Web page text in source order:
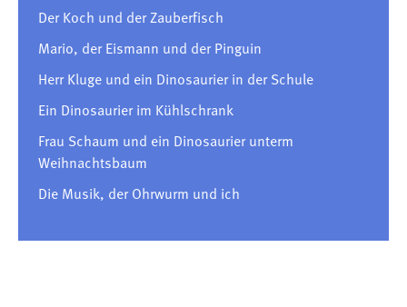
Der Koch und der Zauberfisch
Mario, der Eismann und der Pinguin
Herr Kluge und ein Dinosaurier in der Schule
Ein Dinosaurier im Kühlschrank
Frau Schaum und ein Dinosaurier unterm
Weihnachtsbaum
Die Musik, der Ohrwurm und ich